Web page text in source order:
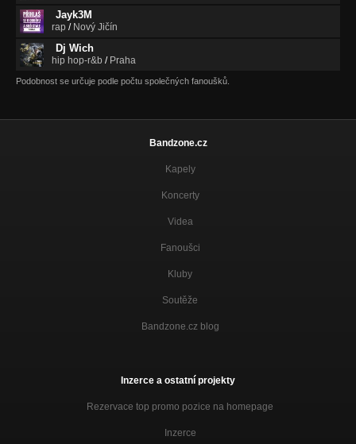
Jayk3M
rap / Nový Jičín
Dj Wich
hip hop-r&b / Praha
Podobnost se určuje podle počtu společných fanoušků.
Bandzone.cz
Kapely
Koncerty
Videa
Fanoušci
Kluby
Soutěže
Bandzone.cz blog
Inzerce a ostatní projekty
Rezervace top promo pozice na homepage
Inzerce